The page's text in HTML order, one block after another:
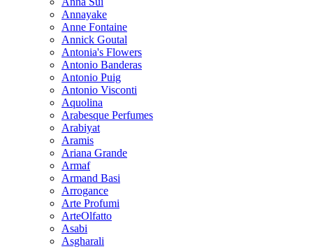
Annayake
Anne Fontaine
Annick Goutal
Antonia's Flowers
Antonio Banderas
Antonio Puig
Antonio Visconti
Aquolina
Arabesque Perfumes
Arabiyat
Aramis
Ariana Grande
Armaf
Armand Basi
Arrogance
Arte Profumi
ArteOlfatto
Asabi
Asgharali